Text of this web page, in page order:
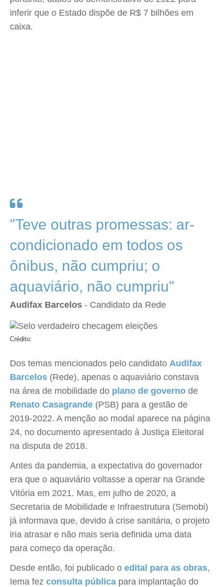
inferir que o Estado dispõe de R$ 7 bilhões em
caixa.
"Teve outras promessas: ar-
condicionado em todos os
ônibus, não cumpriu; o
aquaviário, não cumpriu"
Audifax Barcelos - Candidato da Rede
Crédito:
Dos temas mencionados pelo candidato Audifax
Barcelos (Rede), apenas o aquaviário constava
na área de mobilidade do plano de governo de
Renato Casagrande (PSB) para a gestão de
2019-2022. A menção ao modal aparece na página
24, no documento apresentado à Justiça Eleitoral
na disputa de 2018.
Antes da pandemia, a expectativa do governador
era que o aquaviário voltasse a operar na Grande
Vitória em 2021. Mas, em julho de 2020, a
Secretaria de Mobilidade e Infraestrutura (Semobi)
já informava que, devido à crise sanitária, o projeto
iria atrasar e não mais seria definida uma data
para começo da operação.
Desde então, foi publicado o edital para as obras,
Iema fez consulta pública para implantação do